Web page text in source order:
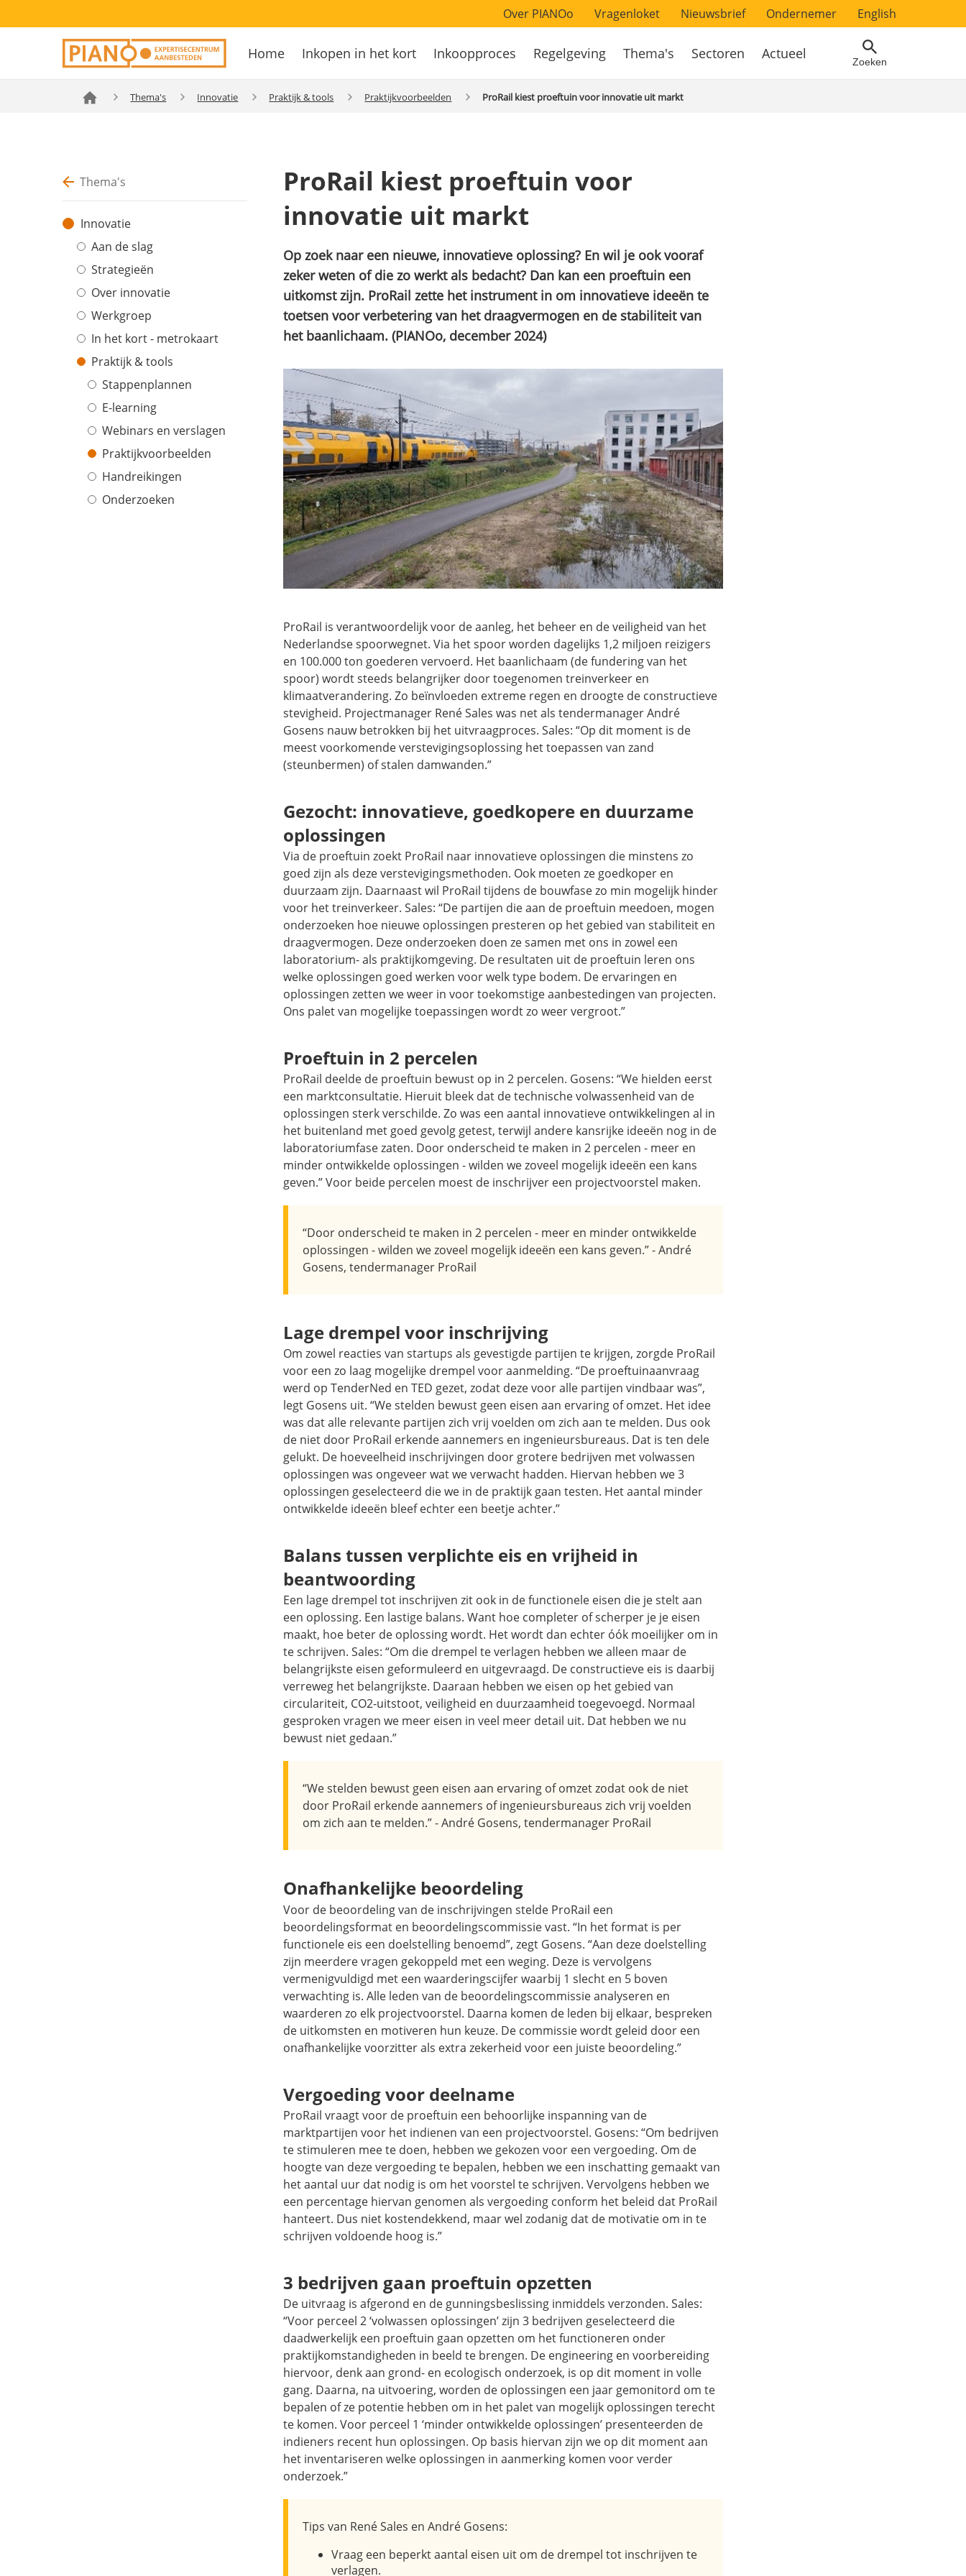
Overslaan
Secondary
navigation
Over PIANOo Vragenloket Nieuwsbrief Ondernemer English
Hoofdnavigatie
Home Inkopen in het kort Inkoopproces Regelgeving Thema's Sectoren Actueel Zoeken
Thema's Innovatie Praktijk & tools Praktijkvoorbeelden ProRail kiest proeftuin voor innovatie uit markt
Thema's
Innovatie
Aan de slag
Strategieën
Over innovatie
Werkgroep
In het kort - metrokaart
Praktijk & tools
Stappenplannen
E-learning
Webinars en verslagen
Praktijkvoorbeelden
Handreikingen
Onderzoeken
ProRail kiest proeftuin voor
innovatie uit markt
Op zoek naar een nieuwe, innovatieve oplossing? En wil je ook vooraf
zeker weten of die zo werkt als bedacht? Dan kan een proeftuin een
uitkomst zijn. ProRail zette het instrument in om innovatieve ideeën te
toetsen voor verbetering van het draagvermogen en de stabiliteit van
het baanlichaam. (PIANOo, december 2024)
ProRail is verantwoordelijk voor de aanleg, het beheer en de veiligheid van het
Nederlandse spoorwegnet. Via het spoor worden dagelijks 1,2 miljoen reizigers
en 100.000 ton goederen vervoerd. Het baanlichaam (de fundering van het
spoor) wordt steeds belangrijker door toegenomen treinverkeer en
klimaatverandering. Zo beïnvloeden extreme regen en droogte de constructieve
stevigheid. Projectmanager René Sales was net als tendermanager André
Gosens nauw betrokken bij het uitvraagproces. Sales: “Op dit moment is de
meest voorkomende verstevigingsoplossing het toepassen van zand
(steunbermen) of stalen damwanden.”
Gezocht: innovatieve, goedkopere en duurzame
oplossingen
Via de proeftuin zoekt ProRail naar innovatieve oplossingen die minstens zo
goed zijn als deze verstevigingsmethoden. Ook moeten ze goedkoper en
duurzaam zijn. Daarnaast wil ProRail tijdens de bouwfase zo min mogelijk hinder
voor het treinverkeer. Sales: “De partijen die aan de proeftuin meedoen, mogen
onderzoeken hoe nieuwe oplossingen presteren op het gebied van stabiliteit en
draagvermogen. Deze onderzoeken doen ze samen met ons in zowel een
laboratorium- als praktijkomgeving. De resultaten uit de proeftuin leren ons
welke oplossingen goed werken voor welk type bodem. De ervaringen en
oplossingen zetten we weer in voor toekomstige aanbestedingen van projecten.
Ons palet van mogelijke toepassingen wordt zo weer vergroot.”
Proeftuin in 2 percelen
ProRail deelde de proeftuin bewust op in 2 percelen. Gosens: “We hielden eerst
een marktconsultatie. Hieruit bleek dat de technische volwassenheid van de
oplossingen sterk verschilde. Zo was een aantal innovatieve ontwikkelingen al in
het buitenland met goed gevolg getest, terwijl andere kansrijke ideeën nog in de
laboratoriumfase zaten. Door onderscheid te maken in 2 percelen - meer en
minder ontwikkelde oplossingen - wilden we zoveel mogelijk ideeën een kans
geven.” Voor beide percelen moest de inschrijver een projectvoorstel maken.
“Door onderscheid te maken in 2 percelen - meer en minder ontwikkelde
oplossingen - wilden we zoveel mogelijk ideeën een kans geven.” - André
Gosens, tendermanager ProRail
Lage drempel voor inschrijving
Om zowel reacties van startups als gevestigde partijen te krijgen, zorgde ProRail
voor een zo laag mogelijke drempel voor aanmelding. “De proeftuinaanvraag
werd op TenderNed en TED gezet, zodat deze voor alle partijen vindbaar was”,
legt Gosens uit. “We stelden bewust geen eisen aan ervaring of omzet. Het idee
was dat alle relevante partijen zich vrij voelden om zich aan te melden. Dus ook
de niet door ProRail erkende aannemers en ingenieursbureaus. Dat is ten dele
gelukt. De hoeveelheid inschrijvingen door grotere bedrijven met volwassen
oplossingen was ongeveer wat we verwacht hadden. Hiervan hebben we 3
oplossingen geselecteerd die we in de praktijk gaan testen. Het aantal minder
ontwikkelde ideeën bleef echter een beetje achter.”
Balans tussen verplichte eis en vrijheid in
beantwoording
Een lage drempel tot inschrijven zit ook in de functionele eisen die je stelt aan
een oplossing. Een lastige balans. Want hoe completer of scherper je je eisen
maakt, hoe beter de oplossing wordt. Het wordt dan echter óók moeilijker om in
te schrijven. Sales: “Om die drempel te verlagen hebben we alleen maar de
belangrijkste eisen geformuleerd en uitgevraagd. De constructieve eis is daarbij
verreweg het belangrijkste. Daaraan hebben we eisen op het gebied van
circulariteit, CO2-uitstoot, veiligheid en duurzaamheid toegevoegd. Normaal
gesproken vragen we meer eisen in veel meer detail uit. Dat hebben we nu
bewust niet gedaan.”
“We stelden bewust geen eisen aan ervaring of omzet zodat ook de niet
door ProRail erkende aannemers of ingenieursbureaus zich vrij voelden
om zich aan te melden.” - André Gosens, tendermanager ProRail
Onafhankelijke beoordeling
Voor de beoordeling van de inschrijvingen stelde ProRail een
beoordelingsformat en beoordelingscommissie vast. “In het format is per
functionele eis een doelstelling benoemd”, zegt Gosens. “Aan deze doelstelling
zijn meerdere vragen gekoppeld met een weging. Deze is vervolgens
vermenigvuldigd met een waarderingscijfer waarbij 1 slecht en 5 boven
verwachting is. Alle leden van de beoordelingscommissie analyseren en
waarderen zo elk projectvoorstel. Daarna komen de leden bij elkaar, bespreken
de uitkomsten en motiveren hun keuze. De commissie wordt geleid door een
onafhankelijke voorzitter als extra zekerheid voor een juiste beoordeling.”
Vergoeding voor deelname
ProRail vraagt voor de proeftuin een behoorlijke inspanning van de
marktpartijen voor het indienen van een projectvoorstel. Gosens: “Om bedrijven
te stimuleren mee te doen, hebben we gekozen voor een vergoeding. Om de
hoogte van deze vergoeding te bepalen, hebben we een inschatting gemaakt van
het aantal uur dat nodig is om het voorstel te schrijven. Vervolgens hebben we
een percentage hiervan genomen als vergoeding conform het beleid dat ProRail
hanteert. Dus niet kostendekkend, maar wel zodanig dat de motivatie om in te
schrijven voldoende hoog is.”
3 bedrijven gaan proeftuin opzetten
De uitvraag is afgerond en de gunningsbeslissing inmiddels verzonden. Sales:
“Voor perceel 2 ‘volwassen oplossingen’ zijn 3 bedrijven geselecteerd die
daadwerkelijk een proeftuin gaan opzetten om het functioneren onder
praktijkomstandigheden in beeld te brengen. De engineering en voorbereiding
hiervoor, denk aan grond- en ecologisch onderzoek, is op dit moment in volle
gang. Daarna, na uitvoering, worden de oplossingen een jaar gemonitord om te
bepalen of ze potentie hebben om in het palet van mogelijk oplossingen terecht
te komen. Voor perceel 1 ‘minder ontwikkelde oplossingen’ presenteerden de
indieners recent hun oplossingen. Op basis hiervan zijn we op dit moment aan
het inventariseren welke oplossingen in aanmerking komen voor verder
onderzoek.”
Tips van René Sales en André Gosens:
Vraag een beperkt aantal eisen uit om de drempel tot inschrijven te
verlagen.